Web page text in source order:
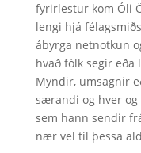
fyrirlestur kom Óli
lengi hjá
ábyrga netnotkun
hvað fólk segir
Myndir, umsagnir
særandi og hver og
sem hann sendir
nær vel til þessa